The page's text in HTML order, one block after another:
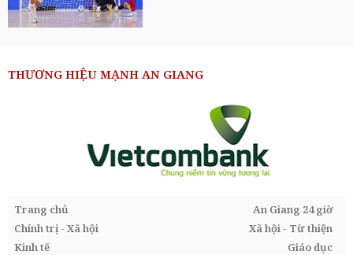
THƯƠNG HIỆU MẠNH AN GIANG
Trang chủ
An Giang 24 giờ
Chính trị - Xã hội
Xã hội - Từ thiện
Kinh tế
Giáo dục